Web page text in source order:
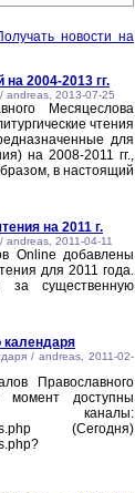
новости на
2004-2013 гг.
andreas, 2013-07-25
Месяцеслова
чтения
для
на 2008-2011 гг.,
в настоящий
на 2011 г.
2011-04-11
Online добавлены
для 2011 года.
за существенную
календаря
/ andreas, 2011-02-
Православного
момент доступны
rss.php (Сегодня)